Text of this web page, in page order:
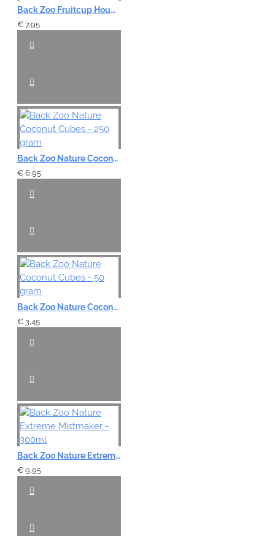
Back Zoo Fruitcup Houder Java - Hout
€ 7,95
Back Zoo Nature Coconut Cubes - 250 gram
€ 6,95
Back Zoo Nature Coconut Cubes - 50 gram
€ 3,45
Back Zoo Nature Extreme Mistmaker - 300ml
€ 9,95